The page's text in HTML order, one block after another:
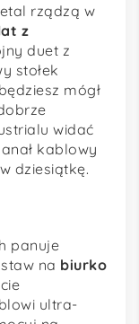
rządzą w
z
duet z
stołek
mógł
widać
kablowy
dziesiątkę.
panuje
na biurko
ultra­